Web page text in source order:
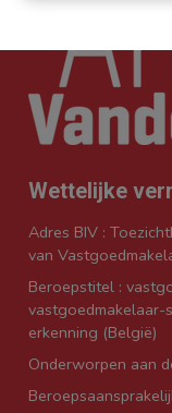
Wettelijke
Adres BIV :
van
Beroepstitel :
vastgoedmakelaar-
erkenning (België)
Onderworpen aan